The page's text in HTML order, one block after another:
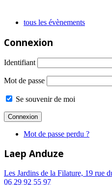
tous les évènements
Connexion
Identifiant
Mot de passe
Se souvenir de moi
Mot de passe perdu ?
Laep Anduze
Les Jardins de la Filature, 19 rue
06 29 92 55 97